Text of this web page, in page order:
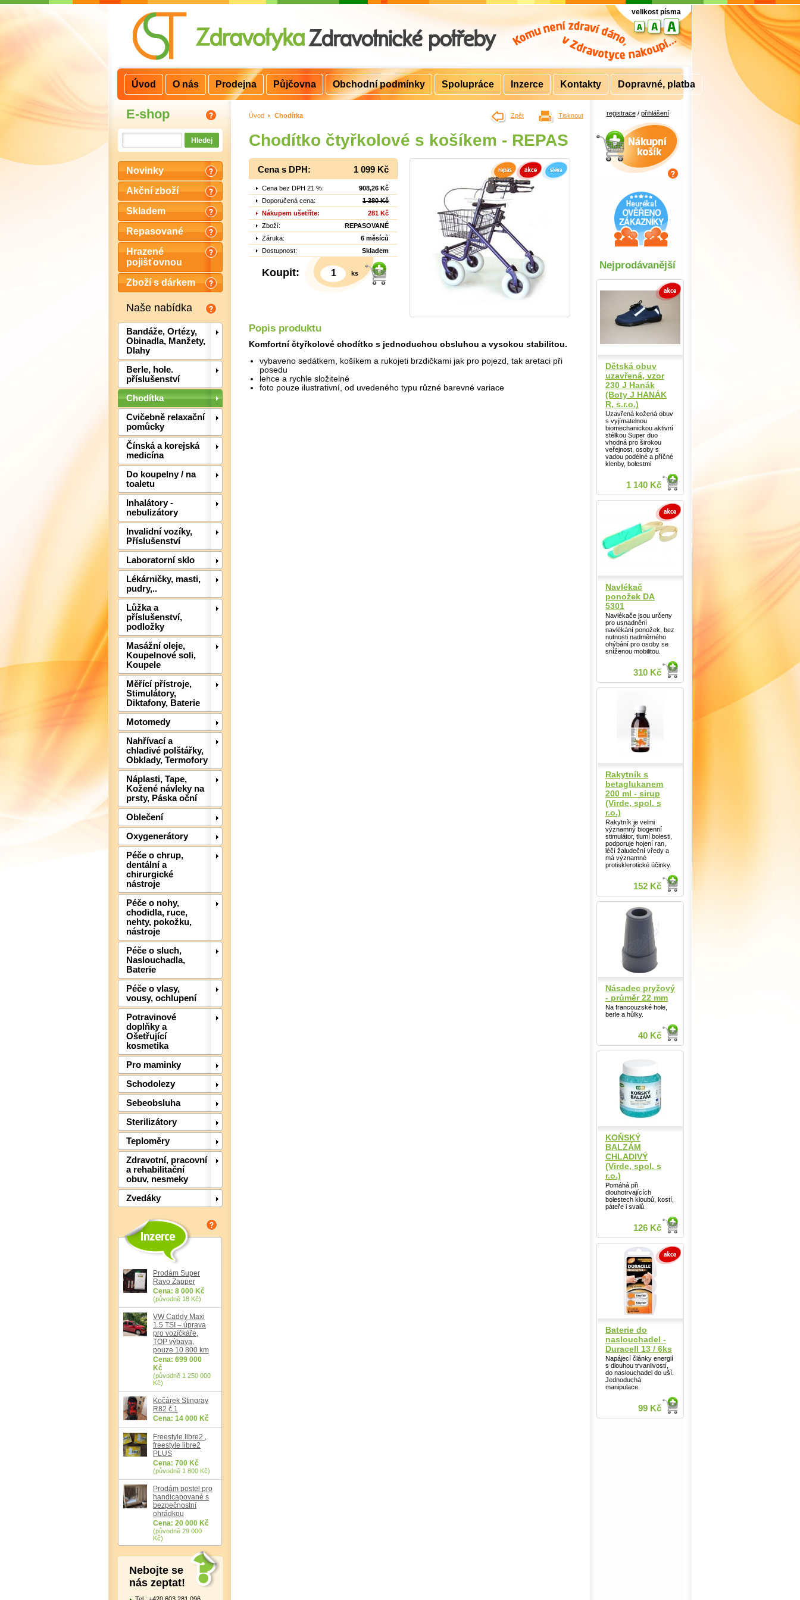
E-shop
Novinky
Akční zboží
Skladem
Repasované
Hrazené
pojišťovnou
Zboží s dárkem
Naše nabídka
Bandáže, Ortézy,
Obinadla, Manžety,
Dlahy
Berle, hole.
příslušenství
Chodítka
Cvičebně relaxační
pomůcky
Čínská a korejská
medicína
Do koupelny / na
toaletu
Inhalátory -
nebulizátory
Invalidní vozíky,
Příslušenství
Laboratorní sklo
Lékárničky, masti,
pudry,..
Lůžka a
příslušenství,
podložky
Masážní oleje,
Koupelnové soli,
Koupele
Měřící přístroje,
Stimulátory,
Diktafony, Baterie
Motomedy
Nahřívací a
chladivé polštářky,
Obklady, Termofory
Náplasti, Tape,
Kožené návleky na
prsty, Páska oční
Oblečení
Oxygenerátory
Péče o chrup,
dentální a
chirurgické
nástroje
Péče o nohy,
chodidla, ruce,
nehty, pokožku,
nástroje
Péče o sluch,
Naslouchadla,
Baterie
Péče o vlasy,
vousy, ochlupení
Potravinové
doplňky a
Ošetřující
kosmetika
Pro maminky
Schodolezy
Sebeobsluha
Sterilizátory
Teploměry
Zdravotní, pracovní
a rehabilitační
obuv, nesmeky
Zvedáky
Prodám Super
Ravo Zapper
Cena: 8 000 Kč
(původně 18 Kč)
VW Caddy Maxi
1.5 TSI – úprava
pro vozíčkáře,
TOP výbava,
pouze 10 800 km
Cena: 699 000
Kč
(původně 1 250 000
Kč)
Kočárek Stingray
R82 č.1
Cena: 14 000 Kč
Freestyle libre2 ,
freestyle libre2
PLUS
Cena: 700 Kč
(původně 1 800 Kč)
Prodám postel pro
handicapované s
bezpečnostní
ohrádkou
Cena: 20 000 Kč
(původně 29 000
Kč)
Nebojte se
nás zeptat!
Úvod > Chodítka
Chodítko čtyřkolové s košíkem - REPAS
Cena s DPH: 1 099 Kč
Cena bez DPH 21 %:
908,26 Kč
Doporučená cena:
1 380 Kč
Nákupem ušetříte:
281 Kč
Zboží:
REPASOVANÉ
Záruka:
6 měsíců
Dostupnost:
Skladem
Koupit: ks
Popis produktu
Komfortní čtyřkolové chodítko s jednoduchou obsluhou a vysokou stabilitou.
vybaveno sedátkem, košíkem a rukojeti brzdičkami jak pro pojezd, tak aretaci při
posedu
lehce a rychle složitelné
foto pouze ilustrativní, od uvedeného typu různé barevné variace
registrace/ přihlášení
Nákupní košík
velikost písma
Tisknout
Zpět
Nejprodávanější
Dětská obuv
uzavřená, vzor
230 J Hanák
(Boty J HANÁK
R, s.r.o.)
Uzavřená kožená obuv
s vyjímatelnou
biomechanickou aktivní
stélkou Super duo
vhodná pro širokou
veřejnost, osoby s
vadou podélné a příčné
klenby, bolestmi
1 140 Kč
Navlékač
ponožek DA
5301
Navlékače jsou určeny
pro usnadnění
navlékání ponožek, bez
nutnosti nadměrného
ohýbání pro osoby se
sníženou mobilitou.
310 Kč
Rakytník s
betaglukanem
200 ml - sirup
(Virde, spol. s
r.o.)
Rakytník je velmi
významný biogenní
stimulátor, tlumí bolesti,
podporuje hojení ran,
léčí žaludeční vředy a
má významné
protisklerotické účinky.
152 Kč
Násadec pryžový
- průměr 22 mm
Na francouzské hole,
berle a hůlky.
40 Kč
KOŇSKÝ
BALZÁM
CHLADIVÝ
(Virde, spol. s
r.o.)
Pomáhá při
dlouhotrvajících
bolestech kloubů, kostí,
páteře i svalů.
126 Kč
Baterie do
naslouchadel -
Duracell 13 / 6ks
Napájecí články energií
s dlouhou trvanlivostí,
do naslouchadel do uší.
Jednoduchá
manipulace.
99 Kč
Úvod O nás Prodejna Půjčovna Obchodní podmínky Spolupráce Inzerce Kontakty Dopravné, platba